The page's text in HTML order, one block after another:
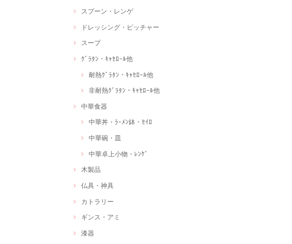
スプーン・レンゲ
ドレッシング・ピッチャー
スープ
ｸﾞﾗﾀﾝ・ｷｬｾﾛｰﾙ他
耐熱ｸﾞﾗﾀﾝ・ｷｬｾﾛｰﾙ他
非耐熱ｸﾞﾗﾀﾝ・ｷｬｾﾛｰﾙ他
中華食器
中華丼・ﾗｰﾒﾝ鉢・ｾｲﾛ
中華碗・皿
中華卓上小物・ﾚﾝｹﾞ
木製品
仏具・神具
カトラリー
ギンス・アミ
漆器